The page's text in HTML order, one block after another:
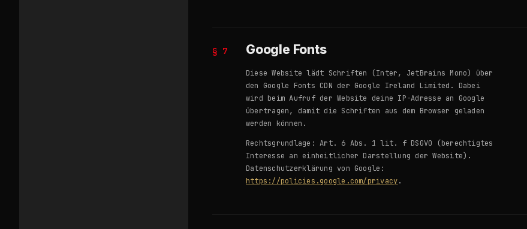
§ 7 Google Fonts
Diese Website lädt Schriften (Inter, JetBrains Mono) über
den Google Fonts CDN der Google Ireland Limited. Dabei
wird beim Aufruf der Website deine IP-Adresse an Google
übertragen, damit die Schriften aus dem Browser geladen
werden können.
Rechtsgrundlage: Art. 6 Abs. 1 lit. f DSGVO (berechtigtes
Interesse an einheitlicher Darstellung der Website).
Datenschutzerklärung von Google:
https://policies.google.com/privacy.